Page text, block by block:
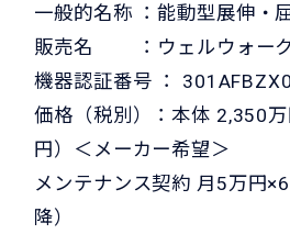
一般的名称 ：能動型展伸・
販売名 ：ウェルウォーク
機器認証番号 ：
価格（税別）：本体 2,350
円）＜メーカー希望＞
メンテナンス契約 月5万円
降）